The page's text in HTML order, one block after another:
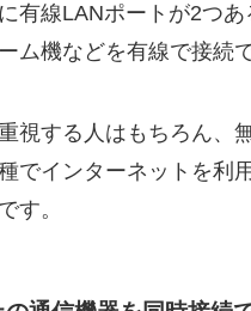
有線LANポートが2つあ
ム機などを有線で接続
視する人はもちろん、
でインターネットを利
す。